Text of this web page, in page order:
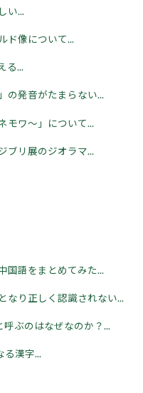
い...
ド像について...
る...
の発音がたまらない...
モワ～」について...
ブリ展のジオラマ...
国語をまとめてみた...
なり正しく認識されない...
ぶのはなぜなのか？...
る漢字...